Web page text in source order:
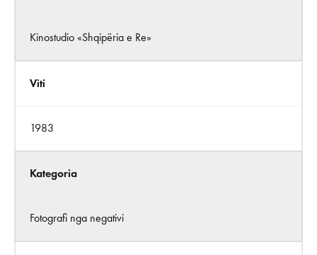
Kinostudio «Shqipëria e Re»
Viti
1983
Kategoria
Fotografi nga negativi